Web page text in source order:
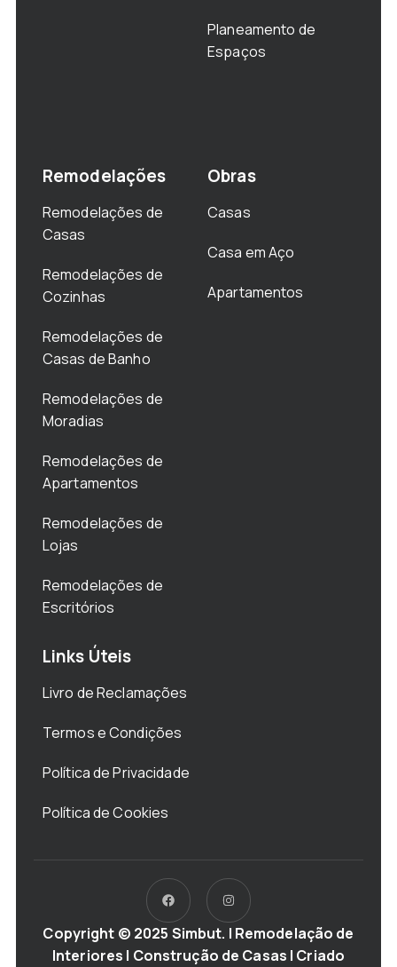
Planeamento de
Espaços
Remodelações
Remodelações de
Casas
Remodelações de
Cozinhas
Remodelações de
Casas de Banho
Remodelações de
Moradias
Remodelações de
Apartamentos
Remodelações de
Lojas
Remodelações de
Escritórios
Obras
Casas
Casa em Aço
Apartamentos
Links Úteis
Livro de Reclamações
Termos e Condições
Política de Privacidade
Política de Cookies
Copyright © 2025 Simbut. | Remodelação de
Interiores | Construção de Casas | Criado